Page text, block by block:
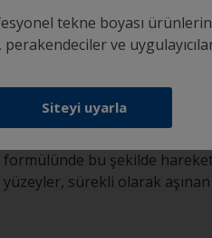
gibi organizmaların
bu şekilde
sürekli olarak
tekne boyası
perakendeciler ve
Siteyi uyarla